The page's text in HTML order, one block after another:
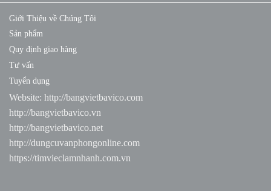
Giới Thiệu về Chúng Tôi
Sản phẩm
Quy định giao hàng
Tư vấn
Tuyển dụng
Website: http://bangvietbavico.com
http://bangvietbavico.vn
http://bangvietbavico.net
http://dungcuvanphongonline.com
https://timvieclamnhanh.com.vn